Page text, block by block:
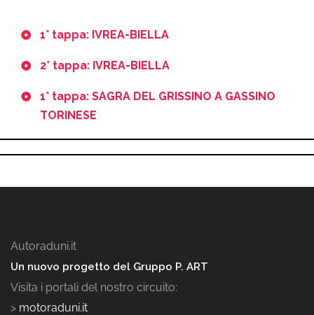
1° tappa: IVREA-BIELLA
2° tappa: IVREA-BIELLA
1° tappa: SAGRA DEL GRISSINO A GASSINO
TORINESE
Autoraduni.it
Un nuovo progetto del Gruppo P. ART
Visita i portali del nostro circuito:
> motoraduni.it